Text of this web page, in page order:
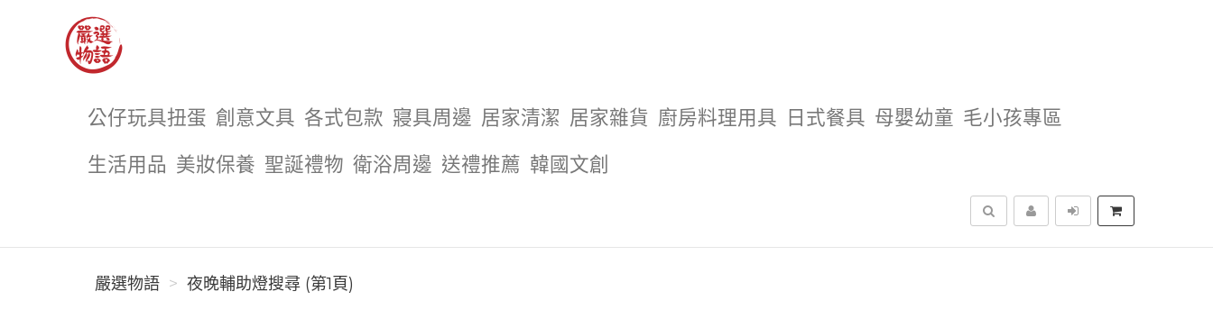
公仔玩具扭蛋 創意文具 各式包款 寢具周邊 居家清潔 居家雜貨 廚房料理用具 日式餐具 母嬰幼童 毛小孩專區
生活用品 美妝保養 聖誕禮物 衛浴周邊 送禮推薦 韓國文創
搜尋
嚴選物語 夜晚輔助燈搜尋 (第1頁)